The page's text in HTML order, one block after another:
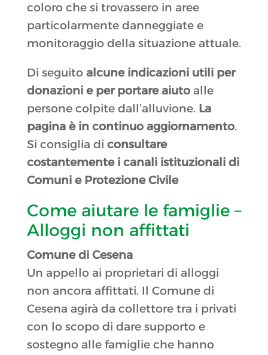
coloro che si trovassero in aree
particolarmente danneggiate e
monitoraggio della situazione attuale.
Di seguito alcune indicazioni utili per
donazioni e per portare aiutoalle
persone colpite dall’alluvione. La
pagina è in continuo aggiornamento.
Si consiglia di consultare
costantemente i canali istituzionali di
Comuni e Protezione Civile
Come aiutare le famiglie –
Alloggi non affittati
Comune di Cesena
Un appello ai proprietari di alloggi
non ancora affittati. Il Comune di
Cesena agirà da collettore tra i privati
con lo scopo di dare supporto e
sostegno alle famiglie che hanno